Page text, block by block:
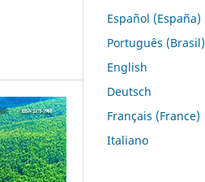
Español (España)
Português (Brasil)
English
Deutsch
Français (France)
Italiano